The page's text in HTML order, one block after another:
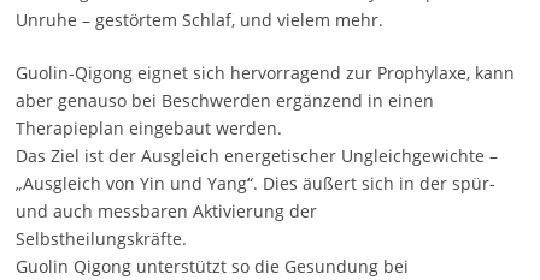
Unruhe – gestörtem Schlaf, und vielem mehr.
Guolin-Qigong eignet sich hervorragend zur Prophylaxe, kann
aber genauso bei Beschwerden ergänzend in einen
Therapieplan eingebaut werden.
Das Ziel ist der Ausgleich energetischer Ungleichgewichte –
„Ausgleich von Yin und Yang“. Dies äußert sich in der spür-
und auch messbaren Aktivierung der
Selbstheilungskräfte.
Guolin Qigong unterstützt so die Gesundung bei